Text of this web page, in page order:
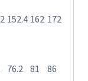
152.4 162 172
76.2 81 86